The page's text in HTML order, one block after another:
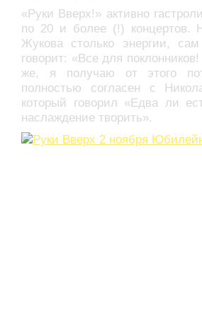
«Руки Вверх!» активно
по 20 и более (!) концертов.
Жукова столько энергии,
говорит: «Все для
же, я получаю от этого
полностью согласен с
который говорил «Едва ли
наслаждение творить».